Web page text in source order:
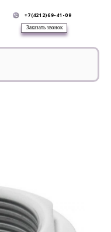
+7(4212)69-41-09
Заказать звонок